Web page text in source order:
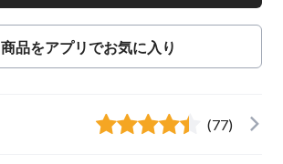
商品をアプリでお気に入り
(77)